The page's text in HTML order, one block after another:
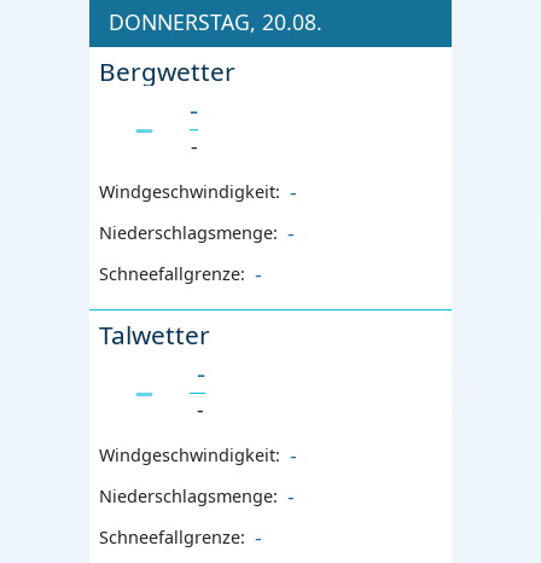
DONNERSTAG, 20.08.
Bergwetter
-
-
Windgeschwindigkeit: -
Niederschlagsmenge: -
Schneefallgrenze: -
Talwetter
-
-
Windgeschwindigkeit: -
Niederschlagsmenge: -
Schneefallgrenze: -